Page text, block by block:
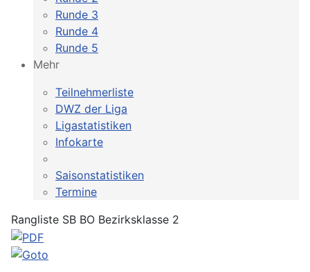
Runde 3
Runde 4
Runde 5
Mehr
Teilnehmerliste
DWZ der Liga
Ligastatistiken
Infokarte
Saisonstatistiken
Termine
Rangliste SB BO Bezirksklasse 2